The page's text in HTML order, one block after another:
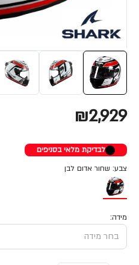
₪2,929
לבדיקת מלאי בסניפים
צבע: שחור אדום לבן
מידה: